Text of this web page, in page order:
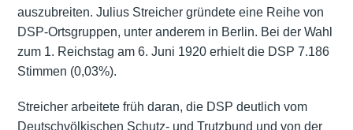
auszubreiten. Julius Streicher gründete eine Reihe von
DSP-Ortsgruppen, unter anderem in Berlin. Bei der Wahl
zum 1. Reichstag am 6. Juni 1920 erhielt die DSP 7.186
Stimmen (0,03%).
Streicher arbeitete früh daran, die DSP deutlich vom
Deutschvölkischen Schutz- und Trutzbund und von der